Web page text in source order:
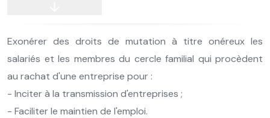
Exonérer des droits de mutation à titre onéreux les
salariés et les membres du cercle familial qui procèdent
au rachat d'une entreprise pour :
- Inciter à la transmission d'entreprises ;
- Faciliter le maintien de l'emploi.